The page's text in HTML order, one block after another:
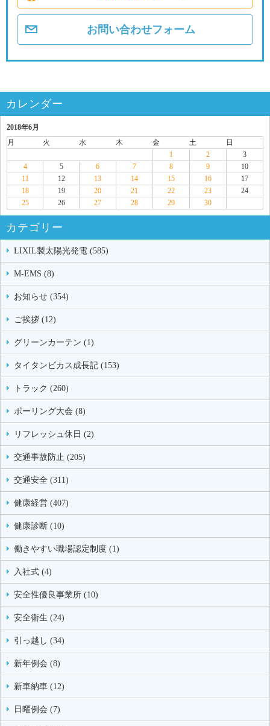
お問い合わせフォーム
カレンダー
2018年6月
月
火 水 木 金 土
日
1
2
3
4
5 6 7 8 9
10
11
12 13 14 15 16
17
18
19 20 21 22 23
24
25
26 27 28 29 30
カテゴリー
LIXIL製太陽光発電 (585)
M-EMS (8)
お知らせ (354)
ご挨拶 (12)
グリーンカーテン (1)
タイタンビカス成長記 (153)
トラック (260)
ボーリング大会 (8)
リフレッシュ休日 (2)
交通事故防止 (205)
交通安全 (311)
健康経営 (407)
健康診断 (10)
働きやすい職場認定制度 (1)
入社式 (4)
安全性優良事業所 (10)
安全衛生 (24)
引っ越し (34)
新年例会 (8)
新車納車 (12)
日曜例会 (7)